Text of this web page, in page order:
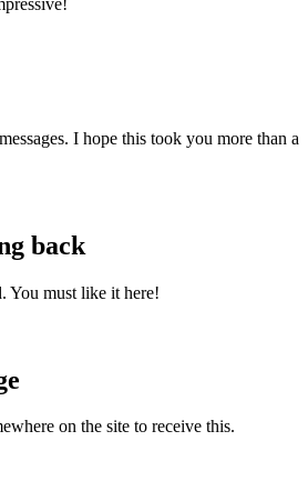
I hope this took you more than a
back
You must like it here!
on the site to receive this.